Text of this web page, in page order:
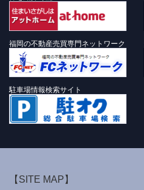
福岡の不動産売買専門ネットワーク
駐車場情報検索サイト
【SITE MAP】